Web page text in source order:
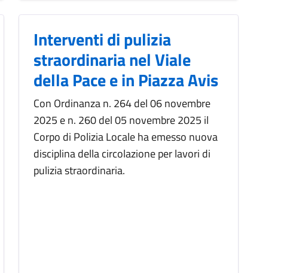
Interventi di pulizia
straordinaria nel Viale
della Pace e in Piazza Avis
Con Ordinanza n. 264 del 06 novembre
2025 e n. 260 del 05 novembre 2025 il
Corpo di Polizia Locale ha emesso nuova
disciplina della circolazione per lavori di
pulizia straordinaria.